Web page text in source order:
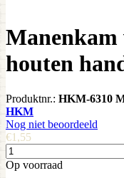
houten
Produktnr.: HKM-6310
HKM
Nog niet beoordeeld
€1,55
Op voorraad